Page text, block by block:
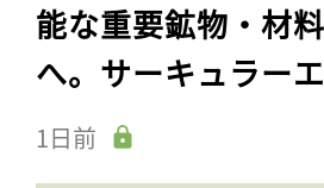
能な重要鉱物・材
へ。サーキュラー
1日前